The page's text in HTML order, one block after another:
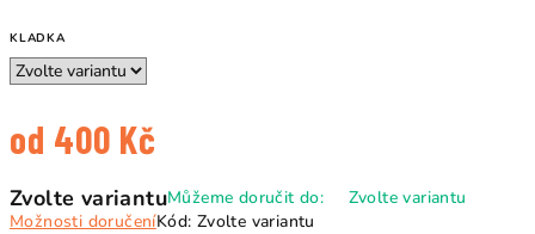
KLADKA
od 400 Kč
cena:
Zvolte variantuMůžeme doručit do:
Zvolte variantu
Možnosti doručeníKód: Zvolte variantu